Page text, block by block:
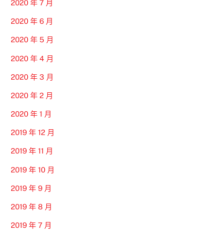
2020 年 7 月
2020 年 6 月
2020 年 5 月
2020 年 4 月
2020 年 3 月
2020 年 2 月
2020 年 1 月
2019 年 12 月
2019 年 11 月
2019 年 10 月
2019 年 9 月
2019 年 8 月
2019 年 7 月